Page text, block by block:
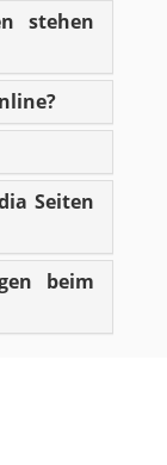
stehen
Seiten
beim